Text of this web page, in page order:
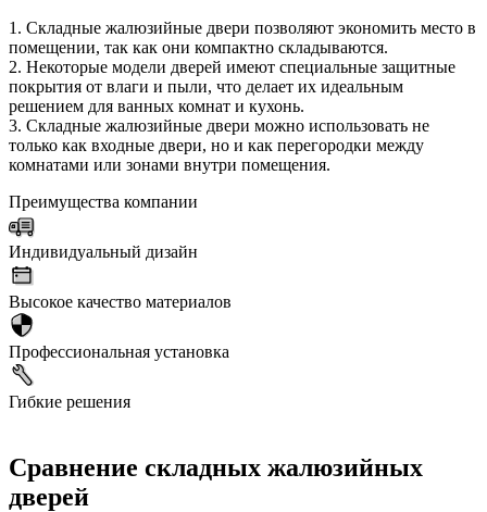
1. Складные жалюзийные двери позволяют экономить место в
помещении, так как они компактно складываются.
2. Некоторые модели дверей имеют специальные защитные
покрытия от влаги и пыли, что делает их идеальным
решением для ванных комнат и кухонь.
3. Складные жалюзийные двери можно использовать не
только как входные двери, но и как перегородки между
комнатами или зонами внутри помещения.
Преимущества компании
Индивидуальный дизайн
Высокое качество материалов
Профессиональная установка
Гибкие решения
Сравнение складных жалюзийных
дверей